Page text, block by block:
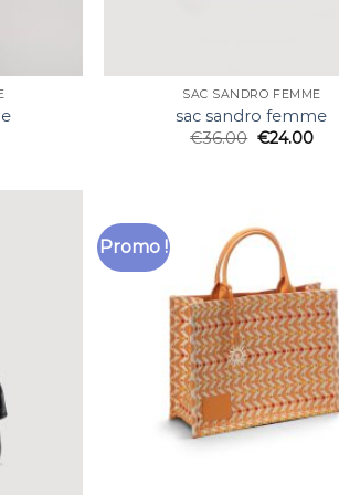
SAC SANDRO FEMME
sac sandro femme
€36.00 €24.00
Promo !